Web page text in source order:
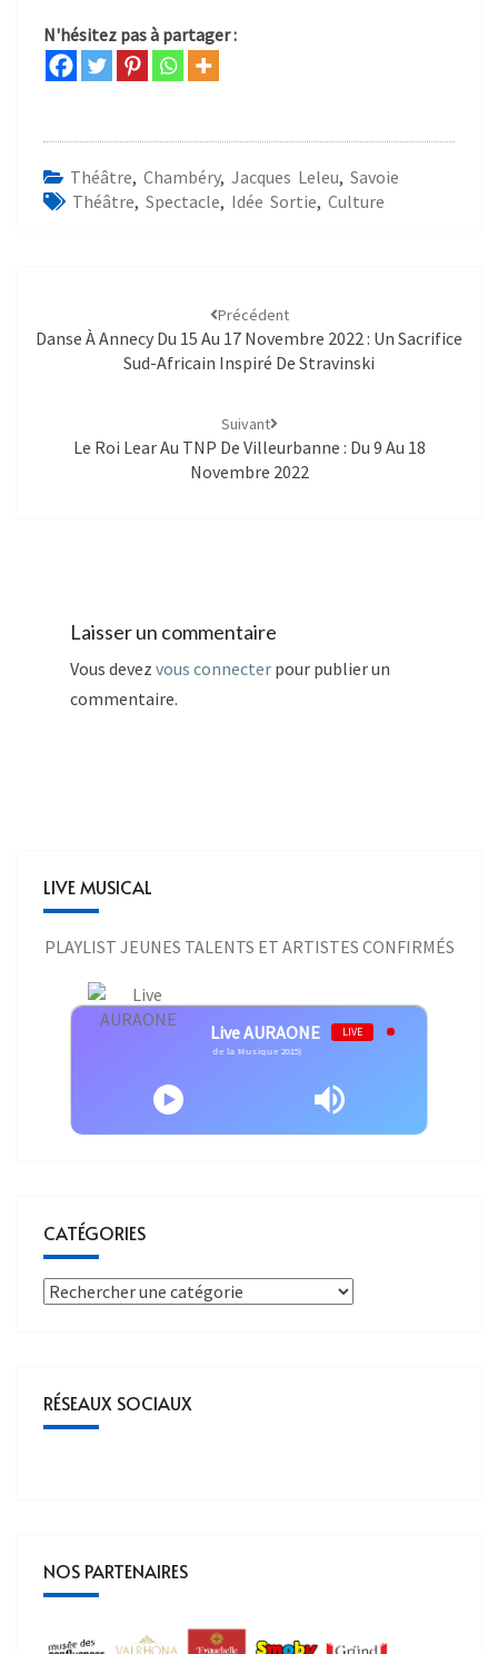
N'hésitez pas à partager :
Théâtre, Chambéry, Jacques Leleu, Savoie
Théâtre, Spectacle, Idée Sortie, Culture
Précédent
Danse À Annecy Du 15 Au 17 Novembre 2022 : Un Sacrifice
Sud-Africain Inspiré De Stravinski
Suivant
Le Roi Lear Au TNP De Villeurbanne : Du 9 Au 18
Novembre 2022
Laisser un commentaire
Vous devez vous connecter pour publier un
commentaire.
LIVE MUSICAL
PLAYLIST JEUNES TALENTS ET ARTISTES CONFIRMÉS
Live AURAONE LIVE
Aubert - Un autre monde (Victoires de la Musique 2015)
CATÉGORIES
RÉSEAUX SOCIAUX
NOS PARTENAIRES